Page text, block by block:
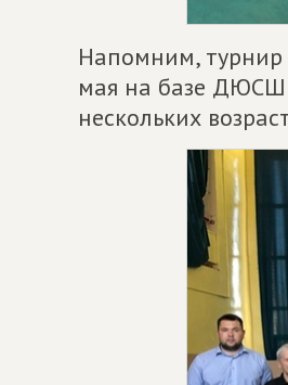
Напомним, турнир
мая на базе ДЮСШ
нескольких